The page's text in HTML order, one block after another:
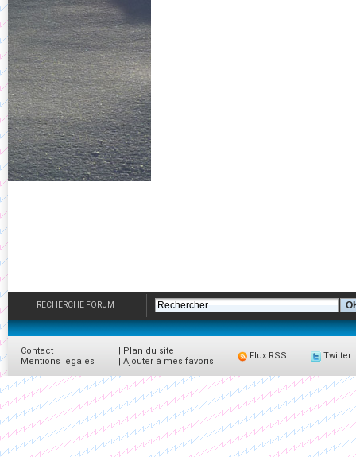
RECHERCHE FORUM
| Contact
| Mentions légales
| Plan du site
| Ajouter à mes favoris
Flux RSS Twitter